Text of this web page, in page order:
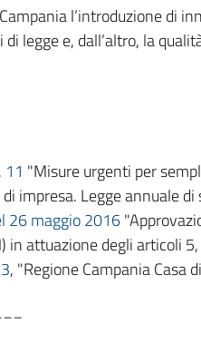
l’introduzione di
legge e, dall’altro, la
"Misure urgenti per
impresa. Legge annuale
26 maggio 2016
in attuazione degli articoli
, "Regione Campania Casa